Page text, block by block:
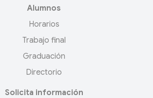
Alumnos
Horarios
Trabajo final
Graduación
Directorio
Solicita información